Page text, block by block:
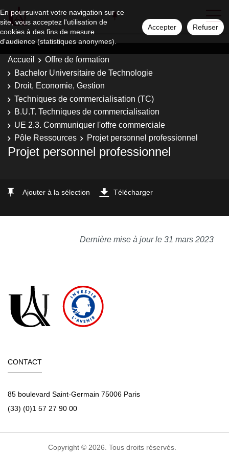
En poursuivant votre navigation sur ce
site, vous acceptez l'utilisation de
cookies à des fins de mesure
d'audience (statistiques anonymes).
Accepter Refuser
Accueil
Offre de formation
Bachelor Universitaire de Technologie
Droit, Economie, Gestion
Techniques de commercialisation (TC)
B.U.T. Techniques de commercialisation
UE 2.3. Communiquer l'offre commerciale
Pôle Ressources
Projet personnel professionnel
Projet personnel professionnel
Ajouter à la sélection Télécharger
Dernière mise à jour le 31 mars 2023
CONTACT
85 boulevard Saint-Germain 75006 Paris
(33) (0)1 57 27 90 00
Copyright © 2026. Tous droits réservés.